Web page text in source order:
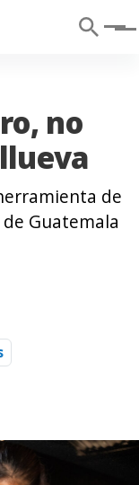
Menu
no
de
Guatemala